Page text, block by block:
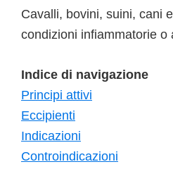
Cavalli, bovini, suini, cani
condizioni infiammatorie o
Indice di navigazione
Principi attivi
Eccipienti
Indicazioni
Controindicazioni